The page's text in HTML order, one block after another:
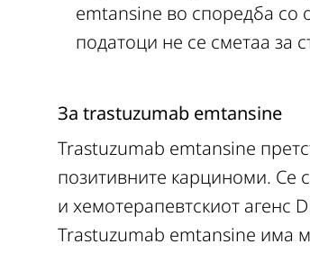
emtansine во споредба со
податоци не се сметаа за
За trastuzumab emtansine
Trastuzumab emtansine
позитивните карциноми. Се
и хемотерапевтскиот агенс
Trastuzumab emtansine има